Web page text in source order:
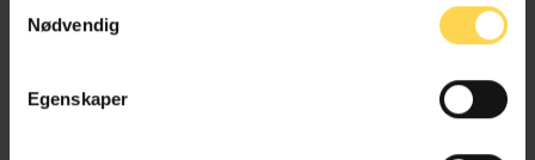
Nødvendig
Egenskaper